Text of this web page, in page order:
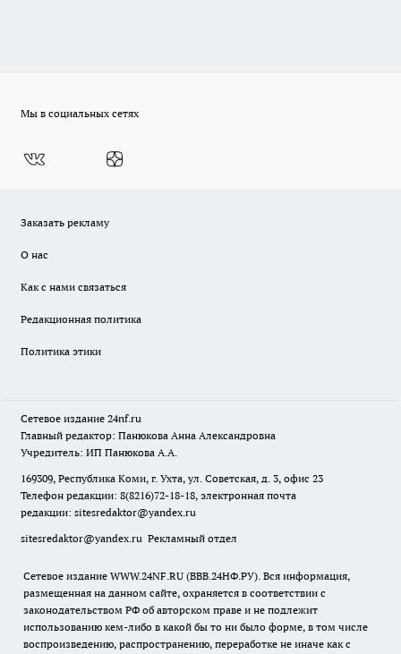
Мы в социальных сетях
Заказать рекламу
О нас
Как с нами связаться
Редакционная политика
Политика этики
Сетевое издание 24nf.ru
Главный редактор: Панюкова Анна Александровна
Учредитель: ИП Панюкова А.А.
169309, Республика Коми, г. Ухта, ул. Советская, д. 3, офис 23
Телефон редакции: 8(8216)72-18-18, электронная почта
редакции: sitesredaktor@yandex.ru
sitesredaktor@yandex.ru Рекламный отдел
Сетевое издание WWW.24NF.RU (ВВВ.24НФ.РУ). Вся информация,
размещенная на данном сайте, охраняется в соответствии с
законодательством РФ об авторском праве и не подлежит
использованию кем-либо в какой бы то ни было форме, в том числе
воспроизведению, распространению, переработке не иначе как с